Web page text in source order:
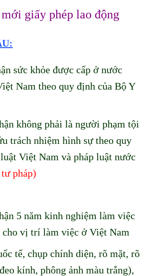
giấy phép lao động
sức khỏe được cấp ở nước
Nam theo quy định của Bộ Y
không phải là người phạm tội
trách nhiệm hình sự theo quy
Việt Nam và pháp luật nước
pháp)
5 năm kinh nghiệm làm việc
vị trí làm việc ở Việt Nam
tế, chụp chính diện, rõ mặt, rõ
kính, phông ảnh màu trắng),